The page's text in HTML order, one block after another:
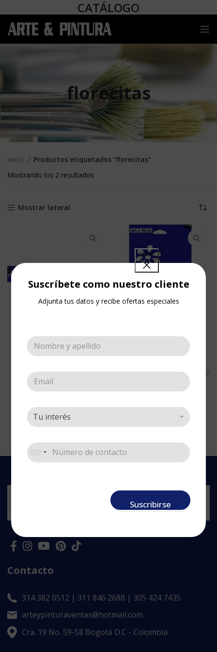
Suscríbete como nuestro cliente
Adjunta tus datos y recibe ofertas especiales
Suscribirse
CATÁLOGO
florecitas
Inicio
Productos etiquetados “florecitas”
Mostrando los 2 resultados
Mostrar lateral
Stencil Bordes
Florecitas Mini
Esténciles,Bordes,Esténciles
Cotizar
Stencil Mediano
Florecitas
Esténciles,Esténciles,Mediano
Cotizar
Contacto
314 382 0512 | 311 846 2688 | 305 424 7435
arteypinturaventas@hotmail.com
Cra. 19 No. 59-58 Bogotá D.C - Colombia.